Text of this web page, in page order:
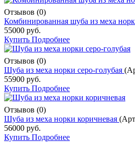
Отзывов (0)
Комбинированная шуба из меха
55000 руб.
Купить Подробнее
Отзывов (0)
Шуба из меха норки серо-голубая
55900 руб.
Купить Подробнее
Отзывов (0)
Шуба из меха норки коричневая
56000 руб.
Купить Подробнее